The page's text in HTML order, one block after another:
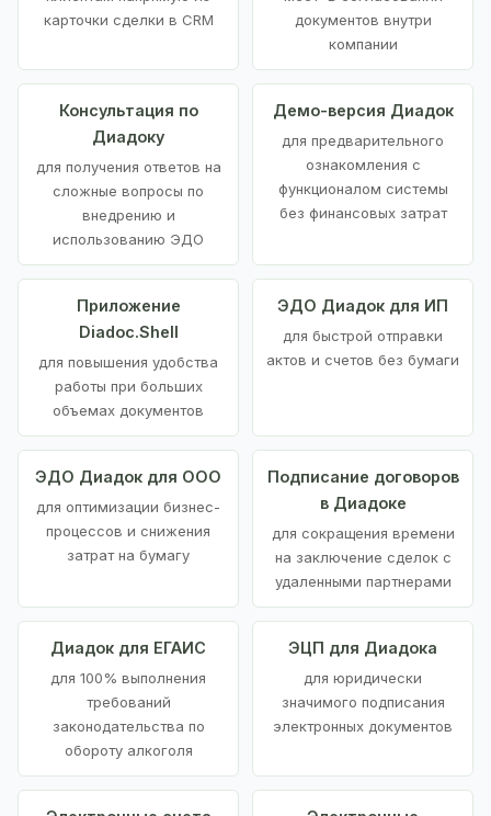
карточки сделки в CRM
документов внутри
компании
Консультация по
Диадоку
для получения ответов на
сложные вопросы по
внедрению и
использованию ЭДО
Демо-версия Диадок
для предварительного
ознакомления с
функционалом системы
без финансовых затрат
Приложение
Diadoc.Shell
для повышения удобства
работы при больших
объемах документов
ЭДО Диадок для ИП
для быстрой отправки
актов и счетов без бумаги
ЭДО Диадок для ООО
для оптимизации бизнес-
процессов и снижения
затрат на бумагу
Подписание договоров
в Диадоке
для сокращения времени
на заключение сделок с
удаленными партнерами
Диадок для ЕГАИС
для 100% выполнения
требований
законодательства по
обороту алкоголя
ЭЦП для Диадока
для юридически
значимого подписания
электронных документов